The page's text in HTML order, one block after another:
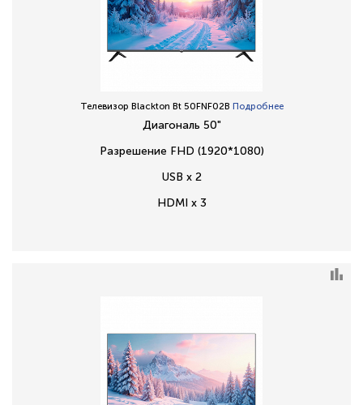
Телевизор Blackton Bt 50FNF02B Подробнее
Диагональ 50"
Разрешение FHD (1920*1080)
USB x 2
HDMI x 3